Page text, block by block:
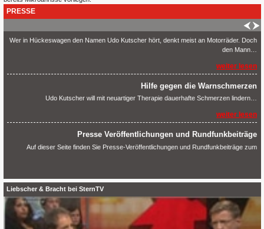
PRESSE
Hilfe gegen die Warnschmerzen
Udo Kutscher will mit neuartiger Therapie dauerhafte Schmerzen lindern…
Auf dieser Seite finden Sie Presse-Veröffentlichungen und Rundfunkbeiträge zum
Thema Schmerztherapie nach Liebscher & […]
weiter lesen
Kutscher gegen Schmerzen – rga.HEUTE
Wer in Hückeswagen den Namen Udo Kutscher hört, denkt meist an Motorräder. Doch
Hilfe gegen die Warnschmerzen
Udo Kutscher will mit neuartiger Therapie dauerhafte Schmerzen lindern…
weiter lesen
Liebscher & Bracht bei SternTV
Neu Zertifiziert 2015
Am 12.12.2015 habe ich mich erneut den Prüfungsstress ausgesetzt und mich freiwillig
neu Zertifizieren […]
weiter lesen